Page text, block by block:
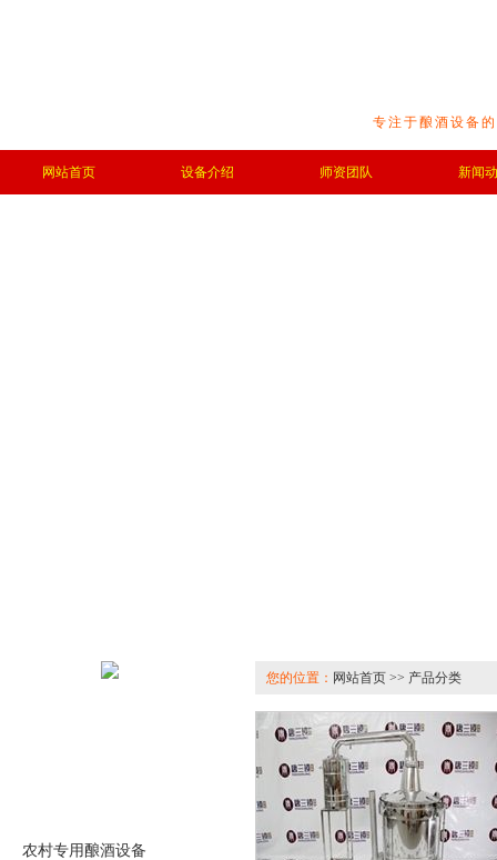
专注于酿酒设备
网站首页 设备介绍 师资团队 新闻
农村专用酿酒设备
您的位置： 网站首页 >> 产品分类